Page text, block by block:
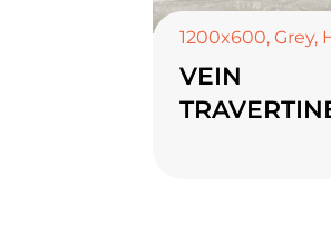
1200x600, Grey,
VEIN